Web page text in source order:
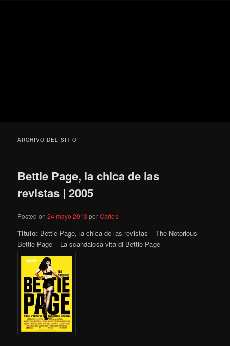
ARCHIVO DEL SITIO
Bettie Page, la chica de las
revistas | 2005
Posted on24 mayo 2013 porCarlos
Título: Bettie Page, la chica de las revistas – The Notorious
Bettie Page – La scandalosa vita di Bettie Page